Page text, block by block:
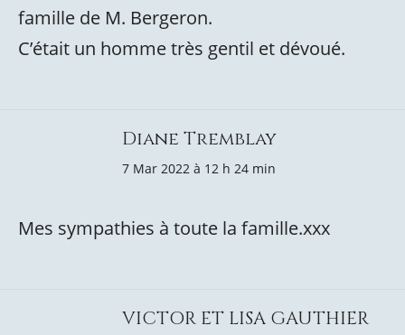
famille de M. Bergeron.
C’était un homme très gentil et dévoué.
Diane Tremblay
7 Mar 2022 à 12 h 24 min
Mes sympathies à toute la famille.xxx
VICTOR ET LISA GAUTHIER